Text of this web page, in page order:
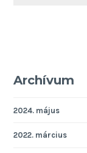
Archívum
2024. május
2022. március